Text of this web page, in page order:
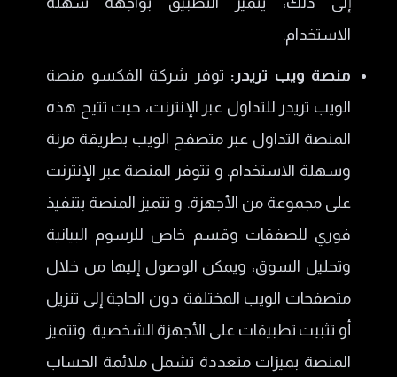
الاستخدام.
منصة ويب تريدر: توفر شركة الفكسو منصة
الويب تريدر للتداول عبر الإنترنت، حيث تتيح هذه
المنصة التداول عبر متصفح الويب بطريقة مرنة
وسهلة الاستخدام. و تتوفر المنصة عبر الإنترنت
على مجموعة من الأجهزة. و تتميز المنصة بتنفيذ
فوري للصفقات وقسم خاص للرسوم البيانية
وتحليل السوق، ويمكن الوصول إليها من خلال
متصفحات الويب المختلفة دون الحاجة إلى تنزيل
أو تثبيت تطبيقات على الأجهزة الشخصية. وتتميز
المنصة بميزات متعددة تشمل ملائمة الحساب